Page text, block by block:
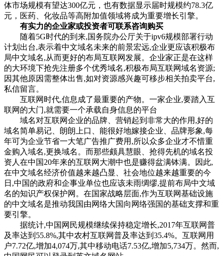
体市场规模有望达300亿元，也有数据显示届时规模约78.3亿
元，医药、化妆品等高附加值领域将成为重要增长引擎。
有实力的企业家或投资者可联系咨询购买
随着5G时代的到来,国务院办公厅关于ipv6规模部署行动
计划出台,表示着中文域名未来的前景宏远,企业更应该积极布
局中文域名,从而更好的布局互联网发展。企业家正是在这样
的大环境下抢先注册多个优秀域名,积极布局互联网域名资源;
因其他原因需整体出售,如对资源感兴趣可移步相关拍卖平台,
私信留言。‌
互联网时代,信息成了最重要的产物。一家企业,要踏入互
联网的大门,就需要一个承载自身信息的平台
域名对互联网企业的品牌、营销起到非常大的作用,好的
域名简单易记、朗朗上口、能很好地嫁接企业、品牌形象,每
年可为企业节省一大笔广告推广费用,所以众多企业才不惜重
金购入域名,更换域名。而那些颇具慧眼、抢得先机的域名投
资人在中国20年来的互联网大潮中也是赚得盆满钵满。因此,
在中文域名经济价值越来越凸显、社会地位越来越重要的今
日,中国的政府和企事业单位也应该未雨绸缪,提前布局中文域
名的知识产权保护网。在国家战略层面,作为互联网基础设施
的中文域名是推动我国由网络大国向网络强国的基础支撑和重
要引擎。
据统计,中国网民规模继续保持稳定增长,2017年互联网普
及率达到55.8%,其中农村互联网普及率达到35.4%。互联网用
户7.72亿,增加4,074万,其中移动电话7.53亿,增加5,734万。然而,